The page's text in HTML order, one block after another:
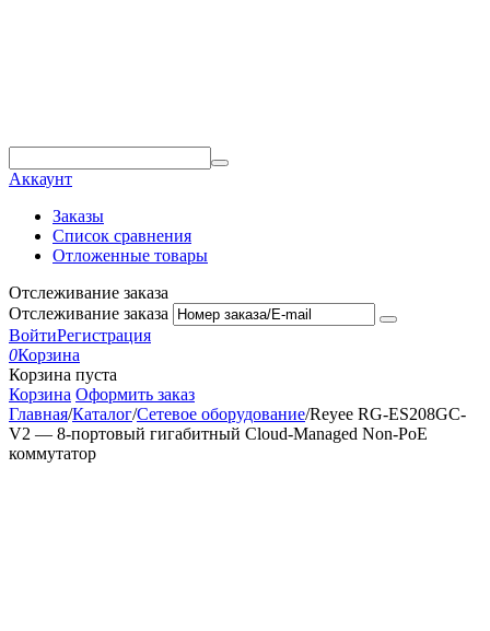
Аккаунт
Заказы
Список сравнения
Отложенные товары
Отслеживание заказа
Отслеживание заказа
ВойтиРегистрация
0Корзина
Корзина пуста
Корзина Оформить заказ
Главная/Каталог/Сетевое оборудование/Reyee RG-ES208GC-
V2 — 8-портовый гигабитный Cloud-Managed Non-PoE
коммутатор